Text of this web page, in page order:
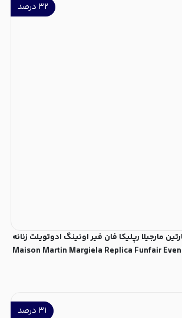
۳۲ درصد
مارجیلا رپلیکا فان فیر اونینگ ادوتویلت زنانه
Maison Martin Margiela Replica Funfair
۳۱ درصد